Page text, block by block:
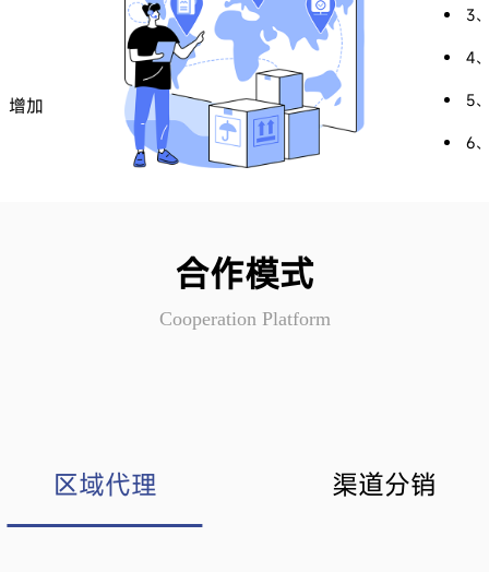
增加
3
4
5
6
合作模式
Cooperation Platform
区域代理 渠道分销